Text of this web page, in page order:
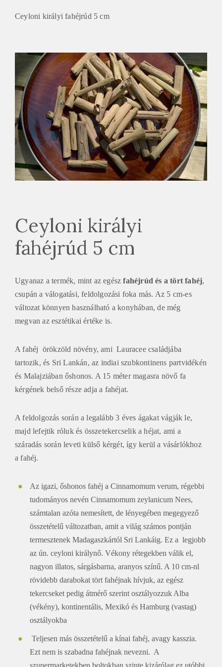
Ceyloni királyi fahéjrúd 5 cm
Ceyloni királyi
fahéjrúd 5 cm
Ugyanaz a termék, mint az egészfahéjrúd és a tört fahéj,
csupán a válogatási, feldolgozási foka más. Az 5 cm-es
változat könnyen használható a konyhában, de még
megvan az esztétikai értéke is.
A fahéj örökzöld növény, ami Lauracee családjába
tartozik, és Sri Lankán, az indiai szubkontinens partvidékén
és Malajziában őshonos. A 15 méter magasra növő fa
kérgének belső része adja a fahéjat.
A feldolgozás során a legalább 3 éves ágakat vágják le,
majd lefejtik róluk és összetekercselik a héjat, ami a
száradás során leveti külső kérgét, így kerül a vásárlókhoz
a fahéj.
Az igazi, őshonos fahéj a Cinnamomum verum, régebbi
tudományos nevén Cinnamomum zeylanicum Nees,
számtalan azóta nemesített, de lényegében megegyező
összetételű változatban, amit a világ számos pontján
termesztenek Madagaszkártól Sri Lankáig. Ez a legjobb
az ún. ceyloni királynő. Vékony rétegekben válik el,
nagyon illatos, sárgásbarna, aranyos színű. A 10 cm-nl
rövidebb darabokat tört fahéjnak hívjuk, az egész
tekercseket pedig átmérő szerint osztályozzuk Alba
(vékény), kontinentális, Mexikó és Hamburg (vastag)
osztályokba
Teljesen más összetételű a kínai fahéj, avagy kasszia.
Ezt nem is szabadna fahéjnak nevezni. A